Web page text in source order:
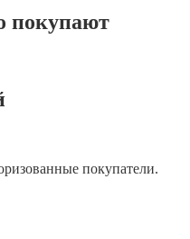
покупают
покупатели.